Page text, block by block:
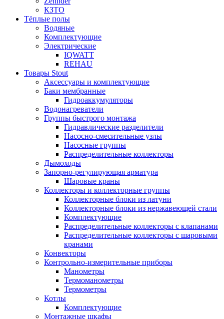
КЗТО
Тёплые полы
Водяные
Комплектующие
Электрические
IQWATT
REHAU
Товары Stout
Аксессуары и комплектующие
Баки мембранные
Гидроаккумуляторы
Водонагреватели
Группы быстрого монтажа
Гидравлические разделители
Насосно-смесительные узлы
Насосные группы
Распределительные коллекторы
Дымоходы
Запорно-регулирующая арматура
Шаровые краны
Коллекторы и коллекторные группы
Коллекторные блоки из латуни
Коллекторные блоки из нержавеющей стали
Комплектующие
Распределительные коллекторы с клапанами
Распределительные коллекторы с шаровыми
кранами
Конвекторы
Контрольно-измерительные приборы
Манометры
Термоманометры
Термометры
Котлы
Комплектующие
Монтажные шкафы